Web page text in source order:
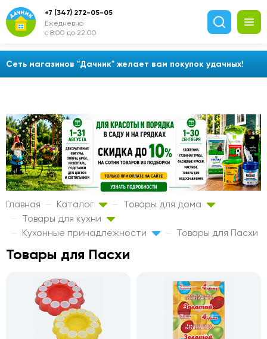
Сеть магазинов "Дачник" желает вам покупок удачных!
+7 (347) 272-05-05
Ежедневно
с 8:00 до 22:00
Главная Каталог
Товары для дома
Товары для кухни
Кухонные принадлежности
Товары для Пасхи
Товары для Пасхи